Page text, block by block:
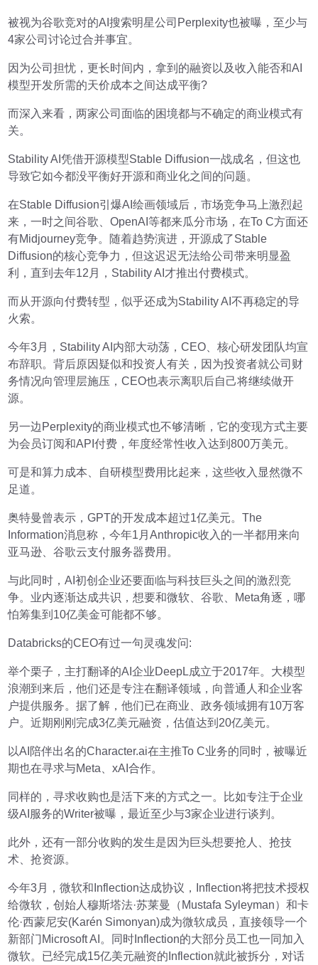
被视为谷歌竞对的AI搜索明星公司Perplexity也被曝，至少与
4家公司讨论过合并事宜。
因为公司担忧，更长时间内，拿到的融资以及收入能否和AI
模型开发所需的天价成本之间达成平衡?
而深入来看，两家公司面临的困境都与不确定的商业模式有
关。
Stability AI凭借开源模型Stable Diffusion一战成名，但这也
导致它如今都没平衡好开源和商业化之间的问题。
在Stable Diffusion引爆AI绘画领域后，市场竞争马上激烈起
来，一时之间谷歌、OpenAI等都来瓜分市场，在To C方面还
有Midjourney竞争。随着趋势演进，开源成了Stable
Diffusion的核心竞争力，但这迟迟无法给公司带来明显盈
利，直到去年12月，Stability AI才推出付费模式。
而从开源向付费转型，似乎还成为Stability AI不再稳定的导
火索。
今年3月，Stability AI内部大动荡，CEO、核心研发团队均宣
布辞职。背后原因疑似和投资人有关，因为投资者就公司财
务情况向管理层施压，CEO也表示离职后自己将继续做开
源。
另一边Perplexity的商业模式也不够清晰，它的变现方式主要
为会员订阅和API付费，年度经常性收入达到800万美元。
可是和算力成本、自研模型费用比起来，这些收入显然微不
足道。
奥特曼曾表示，GPT的开发成本超过1亿美元。The
Information消息称，今年1月Anthropic收入的一半都用来向
亚马逊、谷歌云支付服务器费用。
与此同时，AI初创企业还要面临与科技巨头之间的激烈竞
争。业内逐渐达成共识，想要和微软、谷歌、Meta角逐，哪
怕筹集到10亿美金可能都不够。
Databricks的CEO有过一句灵魂发问:
举个栗子，主打翻译的AI企业DeepL成立于2017年。大模型
浪潮到来后，他们还是专注在翻译领域，向普通人和企业客
户提供服务。据了解，他们已在商业、政务领域拥有10万客
户。近期刚刚完成3亿美元融资，估值达到20亿美元。
以AI陪伴出名的Character.ai在主推To C业务的同时，被曝近
期也在寻求与Meta、xAI合作。
同样的，寻求收购也是活下来的方式之一。比如专注于企业
级AI服务的Writer被曝，最近至少与3家企业进行谈判。
此外，还有一部分收购的发生是因为巨头想要抢人、抢技
术、抢资源。
今年3月，微软和Inflection达成协议，Inflection将把技术授权
给微软，创始人穆斯塔法·苏莱曼（Mustafa Syleyman）和卡
伦·西蒙尼安(Karén Simonyan)成为微软成员，直接领导一个
新部门Microsoft AI。同时Inflection的大部分员工也一同加入
微软。已经完成15亿美元融资的Inflection就此被拆分，对话